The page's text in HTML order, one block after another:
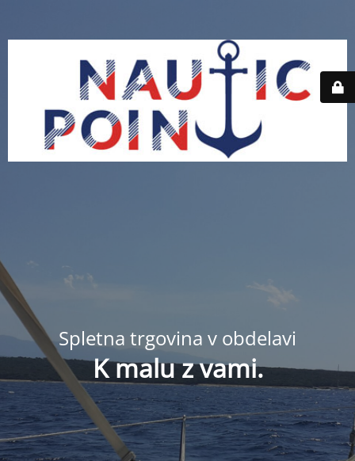
Spletna trgovina v obdelavi
K malu z vami.